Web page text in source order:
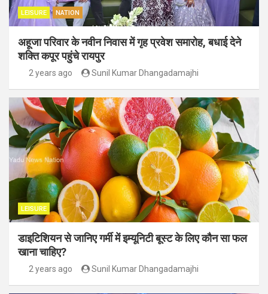
LEISURE NATION
अहूजा परिवार के नवीन निवास में गृह प्रवेश समारोह, बधाई देने
शक्ति कपूर पहुंचे रायपुर
2 years ago Sunil Kumar Dhangadamajhi
LEISURE
डाइटिशियन से जानिए गर्मी में इम्यूनिटी बूस्ट के लिए कौन सा फल
खाना चाहिए?
2 years ago Sunil Kumar Dhangadamajhi